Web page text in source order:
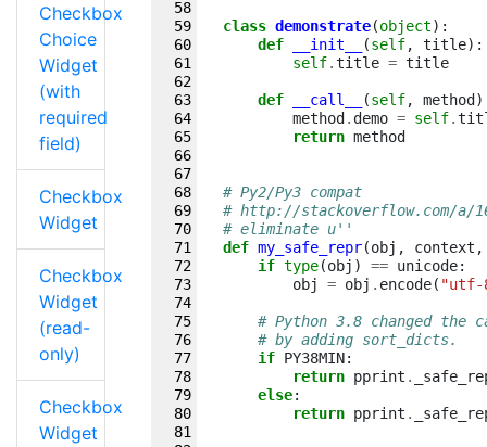
Checkbox
Choice
Widget
(with
required
field)
Checkbox
Widget
Checkbox
Widget
(read-
only)
Checkbox
Widget
class demonstrate(object):
def
__init__ (self, title):
self.title = title
def __call__ (self, method
method . demo = self.
return method
# Py2/Py3 compat
# http://stackoverflow.com/a/
# eliminate u''
def my_safe_repr(obj , context ,
if type(obj ) == unicode:
obj
= obj . encode( "utf-
# Python 3.8 changed
# by adding sort_dicts.
if PY38MIN:
return pprint .
else:
return pprint .